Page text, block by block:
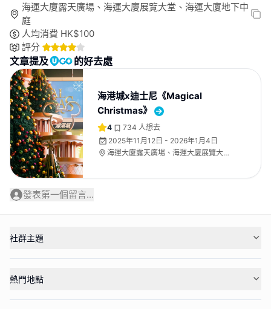
海運大廈露天廣場、海運大廈展覽大堂、海運大廈地下中
庭
人均消費 HK$100
評分
文章提及 的好去處
海港城x迪士尼《Magical
Christmas》
4 734 人想去
2025年11月12日 - 2026年1月4日
海運大廈露天廣場、海運大廈展覽大
發表第一個留言...
社群主題
熱門地點